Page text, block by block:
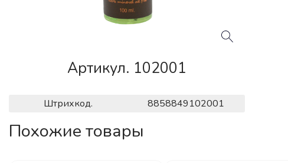
Артикул. 102001
Штрихкод. 8858849102001
Похожие товары